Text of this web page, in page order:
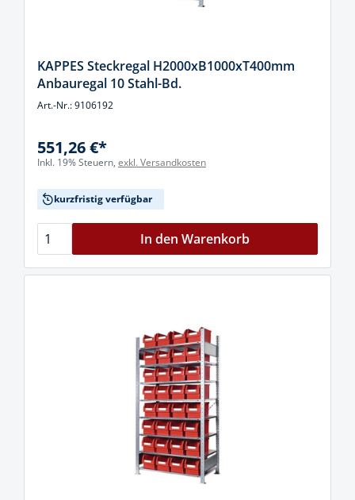
KAPPES Steckregal H2000xB1000xT400mm
Anbauregal 10 Stahl-Bd.
Art.-Nr.: 9106192
551,26 €*
Inkl. 19% Steuern, exkl. Versandkosten
kurzfristig verfügbar
In den Warenkorb